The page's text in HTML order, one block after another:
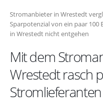
Stromanbieter in Wrestedt
Sparpotenzial von ein paar 100
in Wrestedt nicht entgehen
Mit dem
Wrestedt rasch